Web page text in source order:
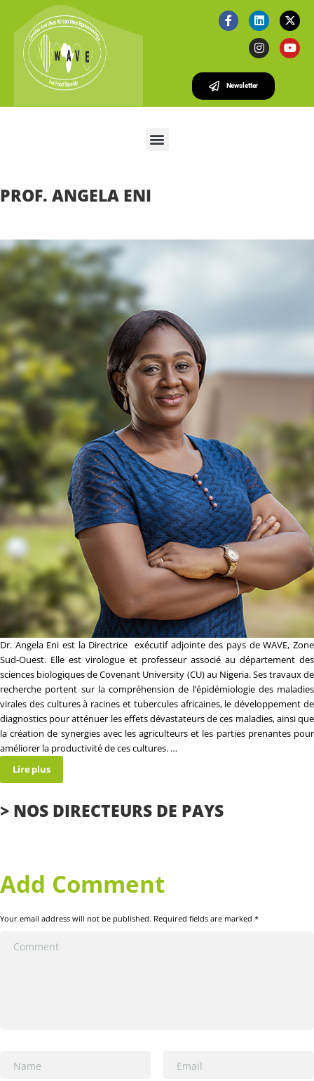
Newsletter
PROF. ANGELA ENI
Dr. Angela Eni est la Directrice exécutif adjointe des pays de WAVE, Zone
Sud-Ouest. Elle est virologue et professeur associé au département des
sciences biologiques de Covenant University (CU) au Nigeria. Ses travaux de
recherche portent sur la compréhension de l’épidémiologie des maladies
virales des cultures à racines et tubercules africaines, le développement de
diagnostics pour atténuer les effets dévastateurs de ces maladies, ainsi que
la création de synergies avec les agriculteurs et les parties prenantes pour
améliorer la productivité de ces cultures. …
Lire plus
> NOS DIRECTEURS DE PAYS
Add Comment
Your email address will not be published. Required fields are marked *